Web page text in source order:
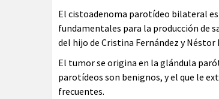
El cistoadenoma parotídeo bilateral
fundamentales para la producción de
del hijo de Cristina Fernández y
El tumor se origina en la glándula
parotídeos son benignos, y el que le
frecuentes.